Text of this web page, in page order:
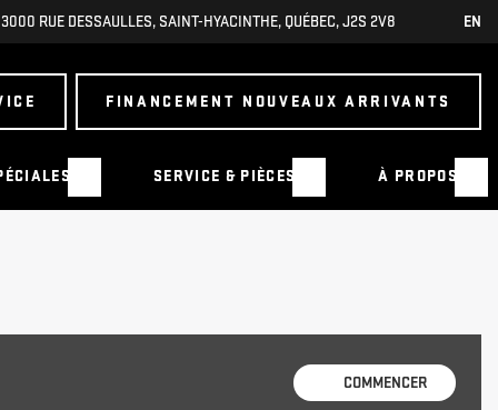
3000 RUE DESSAULLES, SAINT-HYACINTHE, QUÉBEC,J2S 2V8 EN
FINANCEMENT NOUVEAUX ARRIVANTS
SERVICE & PIÈCES À PROPOS
COMMENCER